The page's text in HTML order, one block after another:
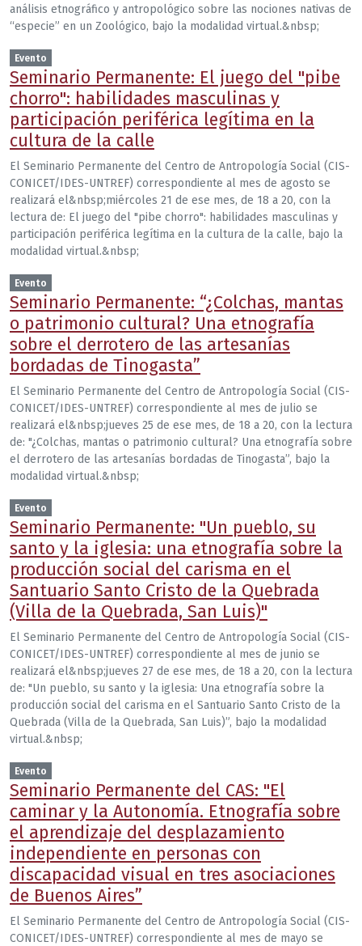
análisis etnográfico y antropológico sobre las nociones nativas de
“especie” en un Zoológico, bajo la modalidad virtual.&nbsp;
Evento
Seminario Permanente: El juego del "pibe
chorro": habilidades masculinas y
participación periférica legítima en la
cultura de la calle
El Seminario Permanente del Centro de Antropología Social (CIS-
CONICET/IDES-UNTREF) correspondiente al mes de agosto se
realizará el&nbsp;miércoles 21 de ese mes, de 18 a 20, con la
lectura de: El juego del "pibe chorro": habilidades masculinas y
participación periférica legítima en la cultura de la calle, bajo la
modalidad virtual.&nbsp;
Evento
Seminario Permanente: “¿Colchas, mantas
o patrimonio cultural? Una etnografía
sobre el derrotero de las artesanías
bordadas de Tinogasta”
El Seminario Permanente del Centro de Antropología Social (CIS-
CONICET/IDES-UNTREF) correspondiente al mes de julio se
realizará el&nbsp;jueves 25 de ese mes, de 18 a 20, con la lectura
de: "¿Colchas, mantas o patrimonio cultural? Una etnografía sobre
el derrotero de las artesanías bordadas de Tinogasta”, bajo la
modalidad virtual.&nbsp;
Evento
Seminario Permanente: "Un pueblo, su
santo y la iglesia: una etnografía sobre la
producción social del carisma en el
Santuario Santo Cristo de la Quebrada
(Villa de la Quebrada, San Luis)"
El Seminario Permanente del Centro de Antropología Social (CIS-
CONICET/IDES-UNTREF) correspondiente al mes de junio se
realizará el&nbsp;jueves 27 de ese mes, de 18 a 20, con la lectura
de: "Un pueblo, su santo y la iglesia: Una etnografía sobre la
producción social del carisma en el Santuario Santo Cristo de la
Quebrada (Villa de la Quebrada, San Luis)”, bajo la modalidad
virtual.&nbsp;
Evento
Seminario Permanente del CAS: "El
caminar y la Autonomía. Etnografía sobre
el aprendizaje del desplazamiento
independiente en personas con
discapacidad visual en tres asociaciones
de Buenos Aires”
El Seminario Permanente del Centro de Antropología Social (CIS-
CONICET/IDES-UNTREF) correspondiente al mes de mayo se